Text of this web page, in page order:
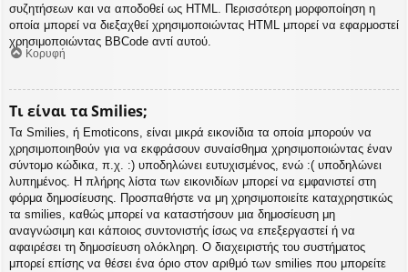
συζητήσεων και να αποδοθεί ως HTML. Περισσότερη μορφοποίηση η
οποία μπορεί να διεξαχθεί χρησιμοποιώντας HTML μπορεί να εφαρμοστεί
χρησιμοποιώντας BBCode αντί αυτού.
Κορυφή
Τι είναι τα Smilies;
Τα Smilies, ή Emoticons, είναι μικρά εικονίδια τα οποία μπορούν να
χρησιμοποιηθούν για να εκφράσουν συναίσθημα χρησιμοποιώντας έναν
σύντομο κώδικα, π.χ. :) υποδηλώνει ευτυχισμένος, ενώ :( υποδηλώνει
λυπημένος. Η πλήρης λίστα των εικονιδίων μπορεί να εμφανιστεί στη
φόρμα δημοσίευσης. Προσπαθήστε να μη χρησιμοποιείτε καταχρηστικώς
τα smilies, καθώς μπορεί να καταστήσουν μια δημοσίευση μη
αναγνώσιμη και κάποιος συντονιστής ίσως να επεξεργαστεί ή να
αφαιρέσει τη δημοσίευση ολόκληρη. Ο διαχειριστής του συστήματος
μπορεί επίσης να θέσει ένα όριο στον αριθμό των smilies που μπορείτε